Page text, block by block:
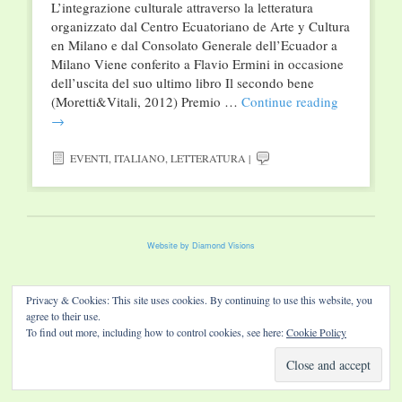
L’integrazione culturale attraverso la letteratura
organizzato dal Centro Ecuatoriano de Arte y Cultura
en Milano e dal Consolato Generale dell’Ecuador a
Milano Viene conferito a Flavio Ermini in occasione
dell’uscita del suo ultimo libro Il secondo bene
(Moretti&Vitali, 2012) Premio … Continue reading
→
EVENTI,ITALIANO,LETTERATURA |
Website by Diamond Visions
Privacy & Cookies: This site uses cookies. By continuing to use this website, you
agree to their use.
To find out more, including how to control cookies, see here:Cookie Policy